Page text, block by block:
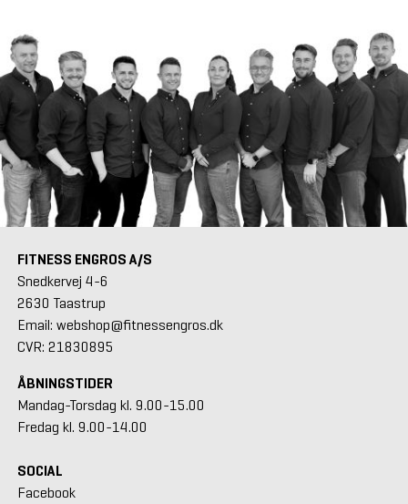
FITNESS ENGROS A/S
Snedkervej 4-6
2630 Taastrup
Email: webshop@fitnessengros.dk
CVR: 21830895
ÅBNINGSTIDER
Mandag-Torsdag kl. 9.00-15.00
Fredag kl. 9.00-14.00
SOCIAL
Facebook